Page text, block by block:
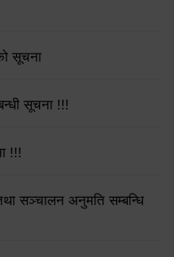
सूचना
सूचना !!!
!!!
सञ्चालन अनुमति सम्बन्धि